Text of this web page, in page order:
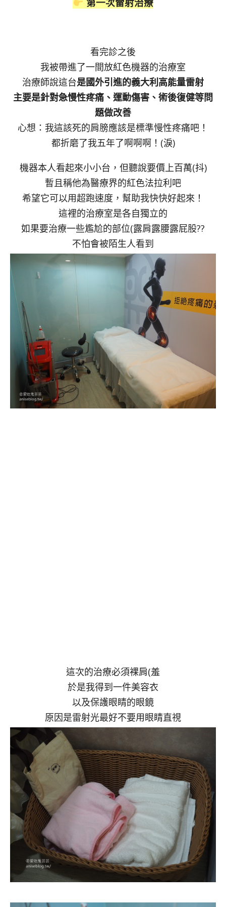
看完診之後
我被帶進了一間放紅色機器的治療室
治療師說這台是國外引進的義大利高能量雷射
主要是針對急慢性疼痛、運動傷害、術後復健等問
題做改善
心想：我這該死的肩膀應該是標準慢性疼痛吧！
都折磨了我五年了啊啊啊！(淚)
機器本人看起來小小台，但聽說要價上百萬(抖)
暫且稱他為醫療界的紅色法拉利吧
希望它可以用超跑速度，幫助我快快好起來！
這裡的治療室是各自獨立的
如果要治療一些尷尬的部位(露肩露腰露屁股??
不怕會被陌生人看到
這次的治療必須裸肩(羞
於是我得到一件美容衣
以及保護眼睛的眼鏡
原因是雷射光最好不要用眼睛直視